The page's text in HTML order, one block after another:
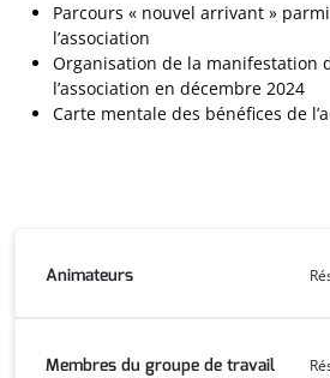
Parcours « nouvel arrivant »
l’association
Organisation de la manifestation
l’association en décembre 2024
Carte mentale des bénéfices de
Animateurs
Membres du groupe de travail